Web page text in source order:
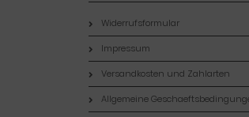
Widerrufsformular
Impressum
Versandkosten und Zahlarten
Allgemeine